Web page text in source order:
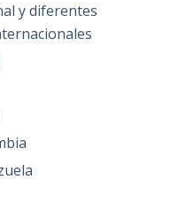
y diferentes